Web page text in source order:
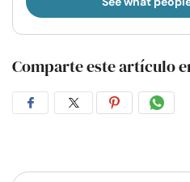
Comparte este artículo
CompartirCompartirCompartir